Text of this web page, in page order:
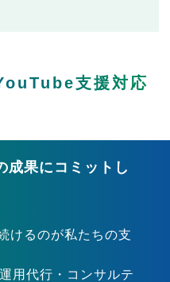
支援対応
成果にコミットし
けるのが私たちの支
用代行・コンサルテ